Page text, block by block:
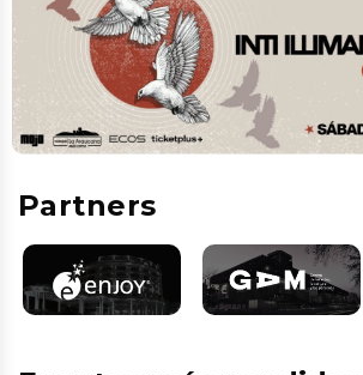
Partners